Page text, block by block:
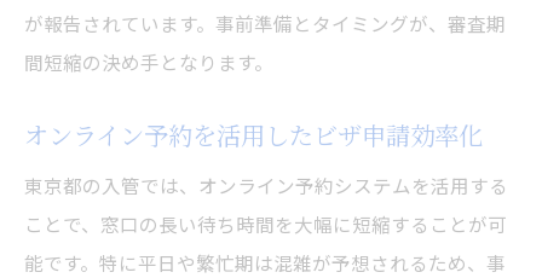
が報告されています。事前準備とタイミングが、審査期
間短縮の決め手となります。
オンライン予約を活用したビザ申請効率化
東京都の入管では、オンライン予約システムを活用する
ことで、窓口の長い待ち時間を大幅に短縮することが可
能です。特に平日や繁忙期は混雑が予想されるため、事